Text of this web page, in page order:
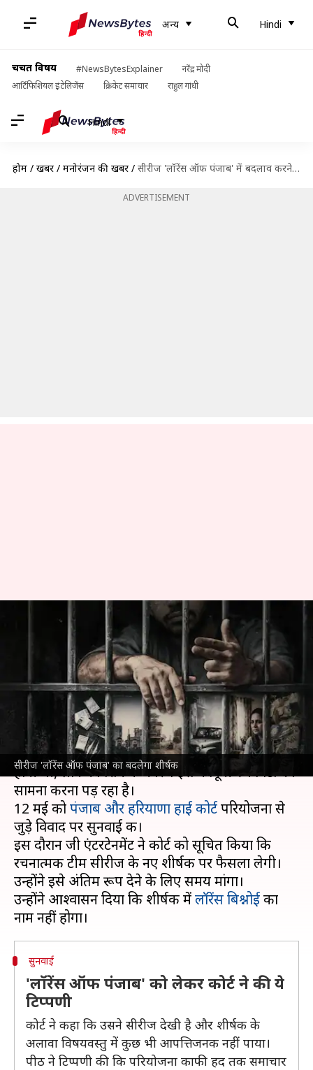
अन्य Hindi
चर्चित विषय #NewsBytesExplainer
नरेंद्र मोदी
आर्टिफिशियल इंटेलिजेंस
क्रिकेट समाचार राहुल गांधी
Hindi
होम / खबरें / मनोरंजन की खबरें / सीरीज 'लॉरेंस ऑफ पंजाब' में बदलाव करने को तैयार हुए निर्माता, कोर्ट को दिया ये आश्वासन
ADVERTISEMENT
सीरीज 'लॉरेंस ऑफ पंजाब' का बदलेगा शीर्षक
सीरीज 'लॉरेंस ऑफ पंजाब' में
बदलाव करने को तैयार हुए निर्माता,
कोर्ट को दिया ये आश्वासन
लेखन ज्योति सिंह May 12, 2026 11:53 am
क्या है खबर?
जी5 की सीरीज 'लॉरेंस ऑफ पंजाब' 27 अप्रैल को रिलीज
होनी थी, लेकिन विरोध के कारण इसे कानूनी रुकावटों का
सामना करना पड़ रहा है।
12 मई कोपंजाब और हरियाणा हाई कोर्टपरियोजना से
जुड़े विवाद पर सुनवाई की।
इस दौरान जी एंटरटेनमेंट ने कोर्ट को सूचित किया कि
रचनात्मक टीम सीरीज के नए शीर्षक पर फैसला लेगी।
उन्होंने इसे अंतिम रूप देने के लिए समय मांगा।
उन्होंने आश्वासन दिया कि शीर्षक मेंलॉरेंस बिश्नोईका
सुनवाई
'लॉरेंस ऑफ पंजाब' को लेकर कोर्ट ने की ये
टिप्पणी
कोर्ट ने कहा कि उसने सीरीज देखी है और शीर्षक के
अलावा विषयवस्तु में कुछ भी आपत्तिजनक नहीं पाया।
पीठ ने टिप्पणी की कि परियोजना काफी हद तक समाचार